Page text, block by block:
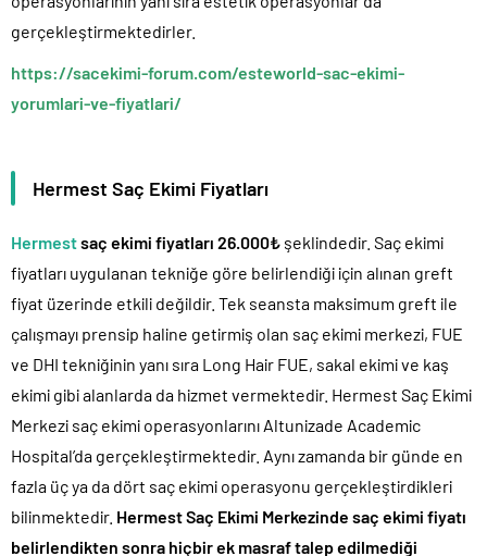
gerçekleştirmektedirler.
https://sacekimi-forum.com/esteworld-sac-ekimi-
yorumlari-ve-fiyatlari/
Hermest Saç Ekimi Fiyatları
Hermestsaç ekimi fiyatları 26.000₺ şeklindedir. Saç ekimi
fiyatları uygulanan tekniğe göre belirlendiği için alınan greft
fiyat üzerinde etkili değildir. Tek seansta maksimum greft ile
çalışmayı prensip haline getirmiş olan saç ekimi merkezi, FUE
ve DHI tekniğinin yanı sıra Long Hair FUE, sakal ekimi ve kaş
ekimi gibi alanlarda da hizmet vermektedir. Hermest Saç Ekimi
Merkezi saç ekimi operasyonlarını Altunizade Academic
Hospital’da gerçekleştirmektedir. Aynı zamanda bir günde en
fazla üç ya da dört saç ekimi operasyonu gerçekleştirdikleri
bilinmektedir. Hermest Saç Ekimi Merkezinde saç ekimi fiyatı
belirlendikten sonra hiçbir ek masraf talep edilmediği